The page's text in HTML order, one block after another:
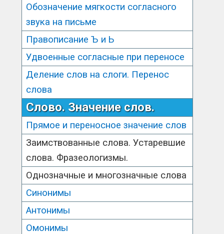
Обозначение мягкости согласного
звука на письме
Правописание Ъ и Ь
Удвоенные согласные при переносе
Деление слов на слоги. Перенос
слова
Слово. Значение слов.
Прямое и переносное значение слов
Заимствованные слова. Устаревшие
слова. Фразеологизмы.
Однозначные и многозначные слова
Синонимы
Антонимы
Омонимы